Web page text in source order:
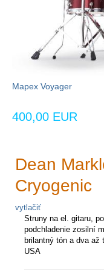
Mapex Voyager
400,00 EUR
Dean
Cryogenic
vytlačiť
Struny na el. gitaru,
podchladenie zosilní
brilantný tón a dva
USA